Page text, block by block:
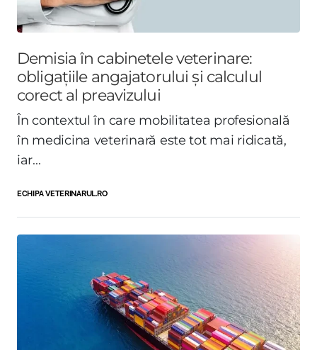
Demisia în cabinetele veterinare:
obligațiile angajatorului și calculul
corect al preavizului
În contextul în care mobilitatea profesională
în medicina veterinară este tot mai ridicată,
iar...
ECHIPA VETERINARUL.RO